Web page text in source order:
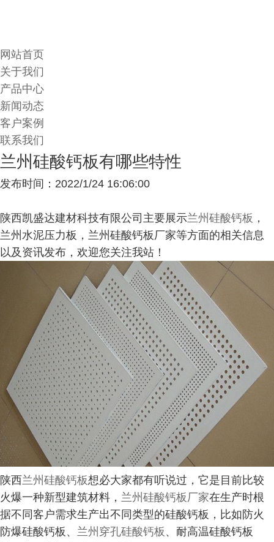
网站首页
关于我们
产品中心
新闻动态
客户案例
联系我们
兰州硅酸钙板有哪些特性
发布时间：2022/1/24 16:06:00
陕西凯盛达建材科技有限公司主要展示兰州硅酸钙板 ，
兰州水泥压力板，兰州硅酸钙板厂家等方面的相关信息
以及资讯发布，欢迎您关注我站！
陕西兰州硅酸钙板想必大家都有听说过，它是目前比较
火爆一种新型建筑材料， 兰州硅酸钙板厂家在生产时根
据不同客户需求生产出不同类型的硅酸钙板，比如防火
防爆硅酸钙板、 兰州穿孔硅酸钙板 、耐高温硅酸钙板